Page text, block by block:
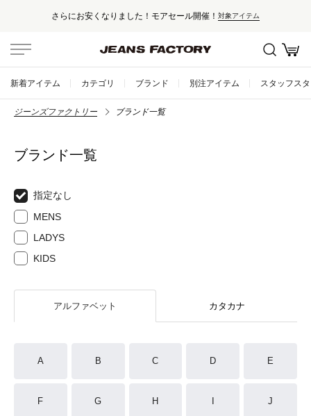
さらにお安くなりました！モアセール開催！ 対象アイテム
新着アイテム カテゴリ ブランド 別注アイテム スタッフス
ジーンズファクトリー ブランド一覧
ブランド一覧
指定なし
MENS
LADYS
KIDS
アルファベット カタカナ
A B C D E
F G H J